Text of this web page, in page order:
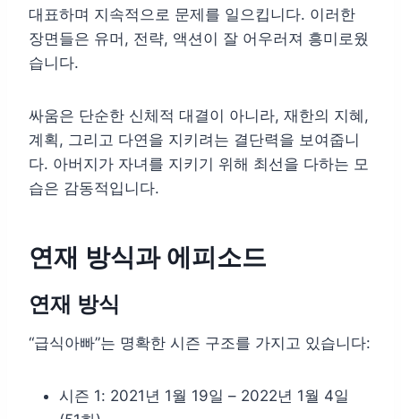
대표하며 지속적으로 문제를 일으킵니다. 이러한
장면들은 유머, 전략, 액션이 잘 어우러져 흥미로웠
습니다.
싸움은 단순한 신체적 대결이 아니라, 재한의 지혜,
계획, 그리고 다연을 지키려는 결단력을 보여줍니
다. 아버지가 자녀를 지키기 위해 최선을 다하는 모
습은 감동적입니다.
연재 방식과 에피소드
연재 방식
“급식아빠”는 명확한 시즌 구조를 가지고 있습니다:
시즌 1: 2021년 1월 19일 – 2022년 1월 4일